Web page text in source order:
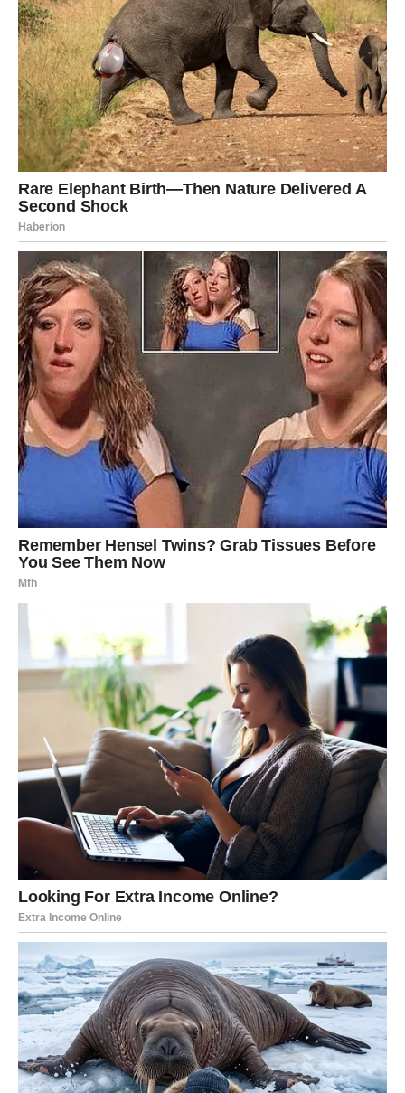
Ako ste slobodni, moguće je da vam u život uđe osoba
koja menja način na koji doživljavate ljubav. Ne neko ko
vas “vuče” kroz emocije, već neko ko vas stabilizuje i
smiri. Ali da bi to došlo, Bik mora pustiti ono što ga drži u
prošlosti.
Finansije i životni pravac
Mnogi Bikovi u narednim danima dobijaju impuls da
promene način na koji zarađuju, troše ili planiraju. Može
se pojaviti ideja, ponuda, nova saradnja – ili jasna odluka
da više ne radite nešto što vas iscrpljuje.
Poruka za Bika
Promena nije neprijatelj. Promena je tvoj izlaz. Ne gubiš
sudbinu – ti je preuzimaš u svoje ruke.
JARAC – ODLUKE ZA CEO ŽIVOT
Jarac sada bira pravac: ljubav, posao,
dom, budućnost – sve dolazi na sto
Jarac je znak koji ne donosi odluke olako. Jarac se retko
zaleti. On planira, meri, trpi, podnosi… ali kad preseče – to
je završeno. I upravo zato, naredni dani nose energiju u
kojoj Jarac dolazi do tačke:
“Sada ili nikada.”
Odluke koje Jarac može donositi sada mogu biti:
o braku, razvodu, zajedničkom životu,
o promeni posla, napuštanju starog puta, pokretanju
nečeg svog,
o selidbi, domu, porodici, životnim prioritetima,
o prekidu sa ljudima koji mu oduzimaju snagu.
Šta se dešava u Jarcu iznutra?
1) Osećaj odgovornosti postaje glasniji od straha.
Jarac shvata da ne može više živeti “na pola”, jer to troši i
telo i dušu.